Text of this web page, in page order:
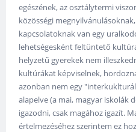
egészének, az osztálytermi
közösségi
kapcsolatoknak van egy
lehetségesként feltüntető
helyzetű gyerekek nem
kultúrákat képviselnek,
azonban nem egy
alapelve (a mai, magyar iskolák
igazodni, csak magához igazít.
értelmezéséhez szerintem ez